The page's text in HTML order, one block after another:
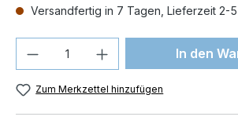
Versandfertig in 7 Tagen, Lieferzeit 2-
Produkt Anzahl: Gib den
In den
Zum Merkzettel hinzufügen